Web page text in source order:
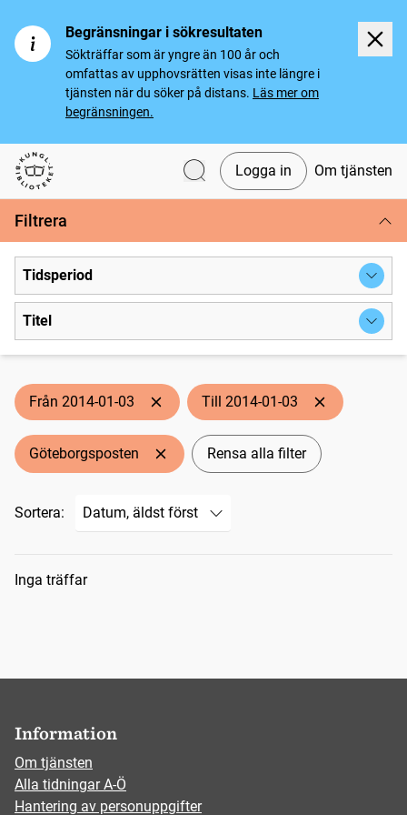
Begränsningar i sökresultaten
Sökträffar som är yngre än 100 år och
omfattas av upphovsrätten visas inte längre i
tjänsten när du söker på distans. Läs mer om
begränsningen.
Svenska tidningar
Logga in Om tjänsten
Filtrera
Tidsperiod
Titel
Från 2014-01-03 Till 2014-01-03
Göteborgsposten Rensa alla filter
Sortera:
Sökresultat
Inga träffar
Information
Om tjänsten
Alla tidningar A-Ö
Hantering av personuppgifter